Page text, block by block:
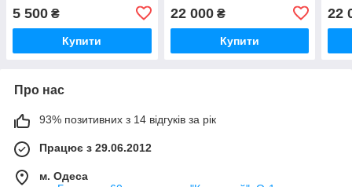
5 500 ₴
Купити
22 000₴
Купити
22
Про нас
93% позитивних з 14 відгуків за рік
Працює з 29.06.2012
м. Одеса